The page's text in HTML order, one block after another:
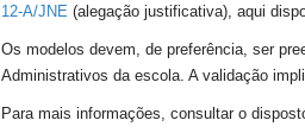
12-A/JNE (alegação justificativa), aqui
Os modelos devem, de preferência, ser
Administrativos da escola. A validação
Para mais informações, consultar o